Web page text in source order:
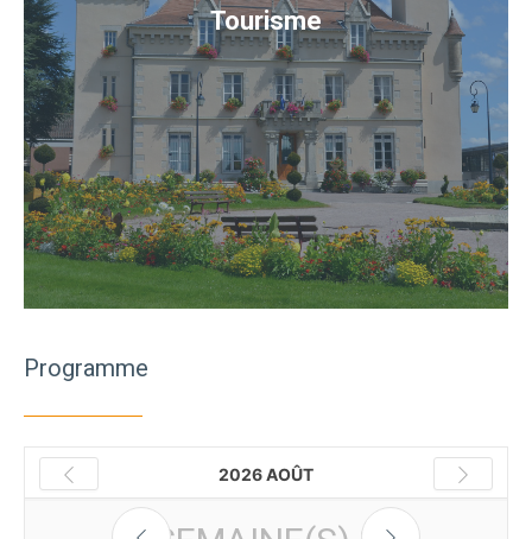
Tourisme
Programme
2026 AOÛT